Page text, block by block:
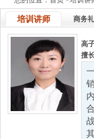
培训讲师 商务
高
擅